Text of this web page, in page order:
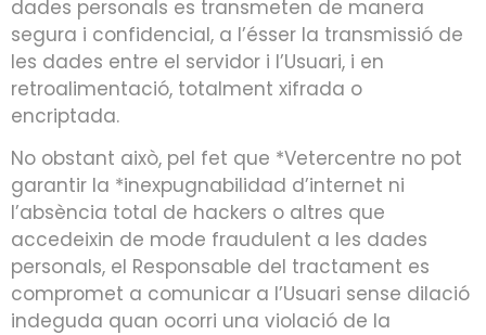
dades personals es transmeten de manera
segura i confidencial, a l’ésser la transmissió de
les dades entre el servidor i l’Usuari, i en
retroalimentació, totalment xifrada o
encriptada.
No obstant això, pel fet que *Vetercentre no pot
garantir la *inexpugnabilidad d’internet ni
l’absència total de hackers o altres que
accedeixin de mode fraudulent a les dades
personals, el Responsable del tractament es
compromet a comunicar a l’Usuari sense dilació
indeguda quan ocorri una violació de la